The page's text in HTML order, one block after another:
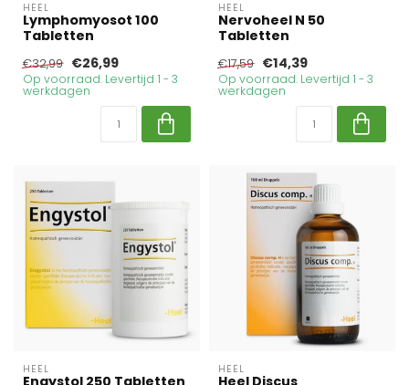
HEEL
Lymphomyosot 100
Tabletten
€32,99 €26,99
Op voorraad. Levertijd 1 - 3
werkdagen
HEEL
Nervoheel N 50
Tabletten
€17,59 €14,39
Op voorraad. Levertijd 1 - 3
werkdagen
HEEL
Engystol 250 Tabletten
HEEL
Heel Discus